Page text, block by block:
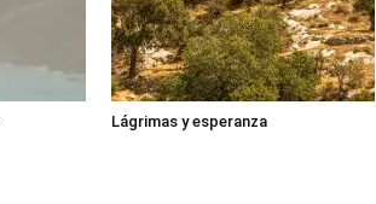
Lágrimas y esperanza